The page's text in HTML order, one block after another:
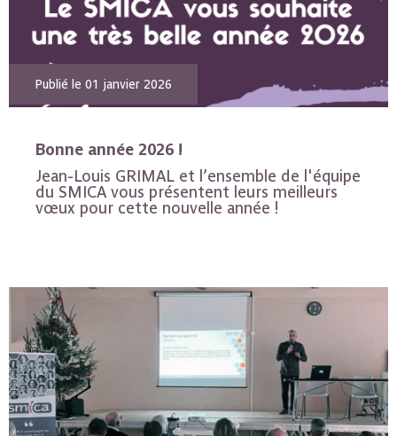
Publié le 01 janvier 2026
Bonne année 2026 !
Jean-Louis GRIMAL et l’ensemble de l'équipe
du SMICA vous présentent leurs meilleurs
vœux pour cette nouvelle année !